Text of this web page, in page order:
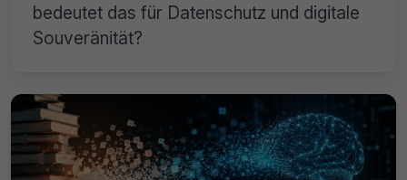
bedeutet das für Datenschutz und digitale
Souveränität?